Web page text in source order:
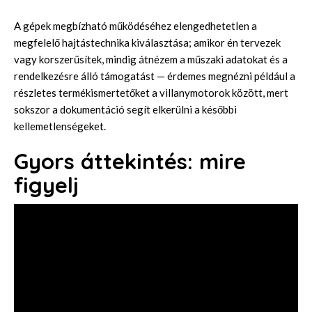
A gépek megbízható működéséhez elengedhetetlen a
megfelelő hajtástechnika kiválasztása; amikor én tervezek
vagy korszerűsítek, mindig átnézem a műszaki adatokat és a
rendelkezésre álló támogatást — érdemes megnézni például a
részletes termékismertetőket avillanymotorokközött, mert
sokszor a dokumentáció segít elkerülni a későbbi
kellemetlenségeket.
Gyors áttekintés: mire
figyelj